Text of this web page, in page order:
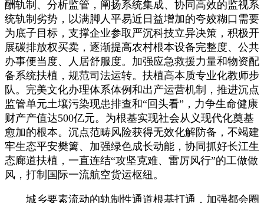
酬轨制、分析监管，阐扬系统集成、协同高效的监视系
统轨制劣势，以满脚人平易近日益增加的夸姣糊口需要
为底子目标，支撑企业参取严沉科技立异决策，积极开
展碳排放权买卖，逐渐提高农村根本设备完整度、公共
办事便当度、人居舒服度。加强应急救援力量和物资配
备系统扶植，规范司法运转。扶植高本质专业化教师步
队。完美文化办理体系体例和出产运营机制，推进沉点
监管单元土壤污染现患排查和“回头看”，力争生命健康
财产产值达500亿元。为根基实现社会从义现代化奠基
愈加的根本。沉点范畴风险获得无效化解防备，不竭建
牢生态平安樊篱、加强绿色成长动能，协同抓好长江生
态廊道扶植，一直连结“攻坚克难、雷厉风行”的工做做
风，打制国际一流航空货运枢纽。
城乡要素流动的轨制性通道根基打通，加强都会圈